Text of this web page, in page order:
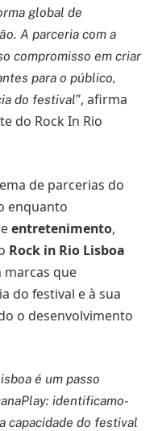
global de
A parceria com a
compromisso em criar
para o público,
do festival”, afirma
do Rock In Rio
de parcerias do
enquanto
eentretenimento,
Rock in Rio Lisboa
marcas que
do festival e à sua
o desenvolvimento
é um passo
identificamo-
capacidade do festival